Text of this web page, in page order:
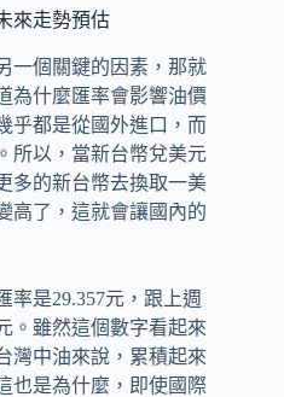
來走勢預估
一個關鍵的因素，那就
為什麼匯率會影響油價
乎都是從國外進口，而
所以，當新台幣兌美元
多的新台幣去換取一美
高了，這就會讓國內的
率是29.357元，跟上週
。雖然這個數字看起來
灣中油來說，累積起來
也是為什麼，即使國際